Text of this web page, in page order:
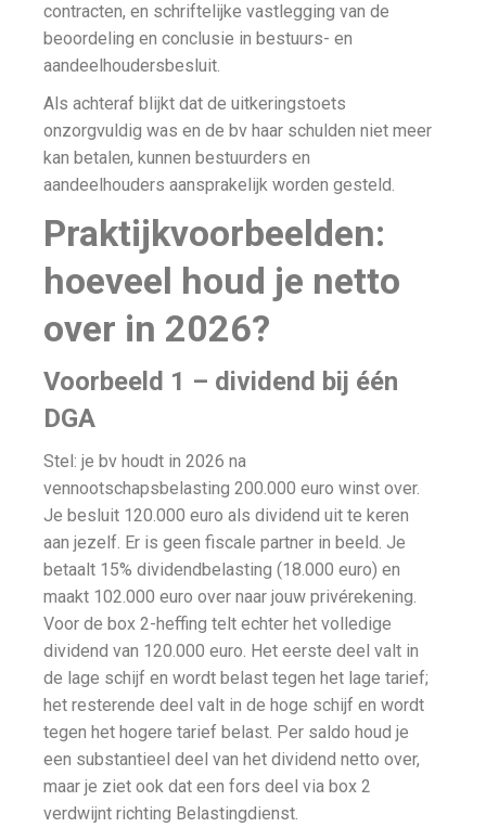
contracten, en schriftelijke vastlegging van de
beoordeling en conclusie in bestuurs- en
aandeelhoudersbesluit.
Als achteraf blijkt dat de uitkeringstoets
onzorgvuldig was en de bv haar schulden niet meer
kan betalen, kunnen bestuurders en
aandeelhouders aansprakelijk worden gesteld.
Praktijkvoorbeelden:
hoeveel houd je netto
over in 2026?
Voorbeeld 1 – dividend bij één
DGA
Stel: je bv houdt in 2026 na
vennootschapsbelasting 200.000 euro winst over.
Je besluit 120.000 euro als dividend uit te keren
aan jezelf. Er is geen fiscale partner in beeld. Je
betaalt 15% dividendbelasting (18.000 euro) en
maakt 102.000 euro over naar jouw privérekening.
Voor de box 2-heffing telt echter het volledige
dividend van 120.000 euro. Het eerste deel valt in
de lage schijf en wordt belast tegen het lage tarief;
het resterende deel valt in de hoge schijf en wordt
tegen het hogere tarief belast. Per saldo houd je
een substantieel deel van het dividend netto over,
maar je ziet ook dat een fors deel via box 2
verdwijnt richting Belastingdienst.